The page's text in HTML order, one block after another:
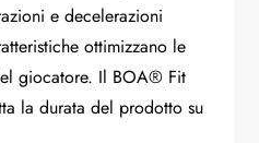
e decelerazioni
ottimizzano le
giocatore. Il BOA® Fit
la durata del prodotto su